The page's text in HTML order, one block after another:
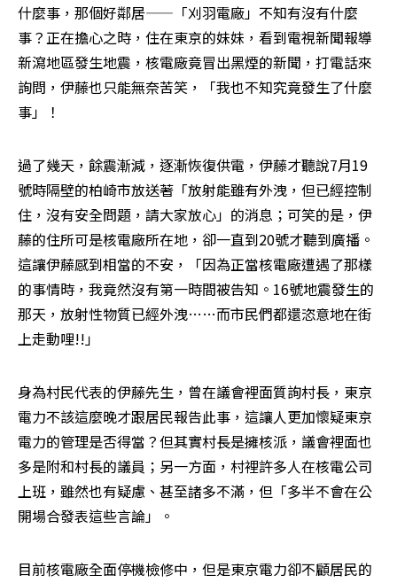
什麼事，那個好鄰居——「刈羽電廠」不知有沒有什麼
事？正在擔心之時，住在東京的妹妹，看到電視新聞報導
新瀉地區發生地震，核電廠竟冒出黑煙的新聞，打電話來
詢問，伊藤也只能無奈苦笑，「我也不知究竟發生了什麼
事」！
過了幾天，餘震漸減，逐漸恢復供電，伊藤才聽說7月19
號時隔壁的柏崎市放送著「放射能雖有外洩，但已經控制
住，沒有安全問題，請大家放心」的消息；可笑的是，伊
藤的住所可是核電廠所在地，卻一直到20號才聽到廣播。
這讓伊藤感到相當的不安，「因為正當核電廠遭遇了那樣
的事情時，我竟然沒有第一時間被告知。16號地震發生的
那天，放射性物質已經外洩……而市民們都還恣意地在街
上走動哩!!」
身為村民代表的伊藤先生，曾在議會裡面質詢村長，東京
電力不該這麼晚才跟居民報告此事，這讓人更加懷疑東京
電力的管理是否得當？但其實村長是擁核派，議會裡面也
多是附和村長的議員；另一方面，村裡許多人在核電公司
上班，雖然也有疑慮、甚至諸多不滿，但「多半不會在公
開場合發表這些言論」。
目前核電廠全面停機檢修中，但是東京電力卻不顧居民的